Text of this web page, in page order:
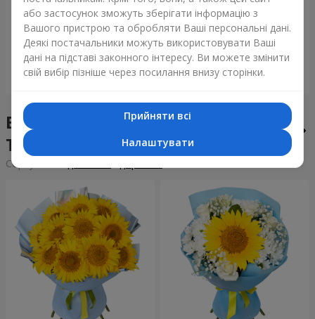
Букет "Tarnis"
6 152 грн
Замовити
Монобукет з 9 білих троянд
1 288 грн
Замовити
Букети тижня у місті
Томашпіль
Сортування:
або застосунок зможуть зберігати інформацію з
Вашого пристрою та обробляти Ваші персональні дані.
Деякі постачальники можуть використовувати Ваші
дані на підставі законного інтересу. Ви можете змінити
свій вибір пізніше через посилання внизу сторінки.
Прийняти всі
Налаштувати